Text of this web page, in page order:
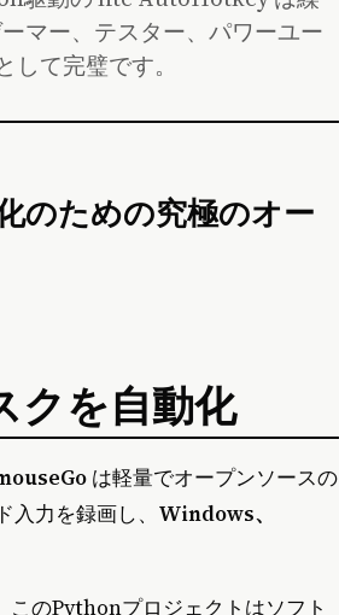
マー、テスター、パワーユー
て完璧です。
のための究極のオー
クを自動化
は軽量でオープンソースの
力を録画し、 Windows、
このPythonプロジェクトはソフト